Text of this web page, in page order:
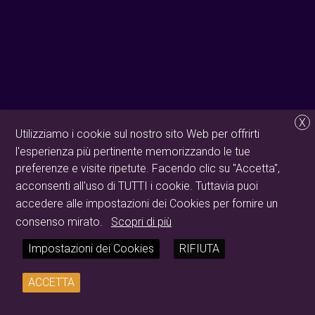
X
Utilizziamo i cookie sul nostro sito Web per offrirti
l'esperienza più pertinente memorizzando le tue
preferenze e visite ripetute. Facendo clic su "Accetta",
acconsenti all'uso di TUTTI i cookie. Tuttavia puoi
accedere alle impostazioni dei Cookies per fornire un
consenso mirato.
Scopri di più
Impostazioni dei Cookies
RIFIUTA
ACCETTA